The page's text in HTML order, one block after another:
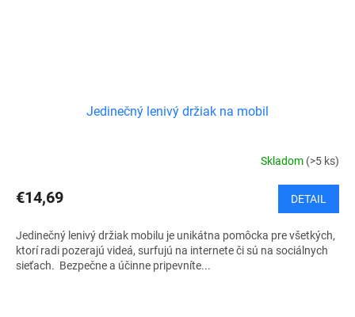
Jedinečný lenivý držiak na mobil
Skladom (>5 ks)
€14,69 DETAIL
Jedinečný lenivý držiak mobilu je unikátna pomôcka pre všetkých,
ktorí radi pozerajú videá, surfujú na internete či sú na sociálnych
sieťach. Bezpečne a účinne pripevníte...